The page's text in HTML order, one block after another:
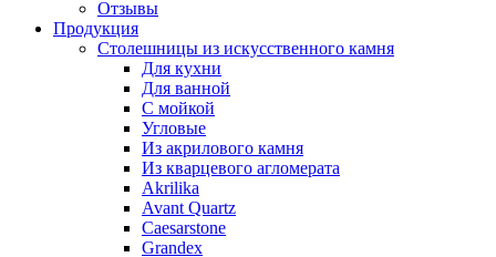
Отзывы
Продукция
Столешницы из искусственного камня
Для кухни
Для ванной
С мойкой
Угловые
Из акрилового камня
Из кварцевого агломерата
Akrilika
Avant Quartz
Caesarstone
Grandex